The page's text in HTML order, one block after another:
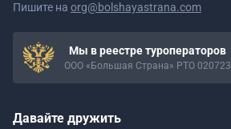
Пишите на org@bolshayastrana.com
Мы в реестре туроператоров
ООО «Большая Страна» РТО 020723
Давайте дружить